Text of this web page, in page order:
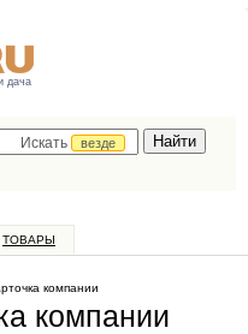
дача
Искать
везде
ТОВАРЫ
компании
компании